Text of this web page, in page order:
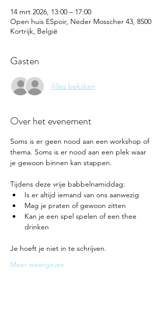
14 mrt 2026, 13:00 – 17:00
Open huis ESpoir, Neder Mosscher 43, 8500
Kortrijk, België
Gasten
Alles bekijken
Over het evenement
Soms is er geen nood aan een workshop of
thema. Soms is er nood aan een plek waar
je gewoon binnen kan stappen.
Tijdens deze vrije babbelnamiddag:
Is er altijd iemand van ons aanwezig
Mag je praten of gewoon zitten
Kan je een spel spelen of een thee
drinken
Je hoeft je niet in te schrijven.
Meer weergeven